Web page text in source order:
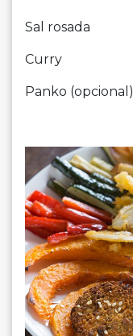
Sal rosada
Curry
Panko (opcional)